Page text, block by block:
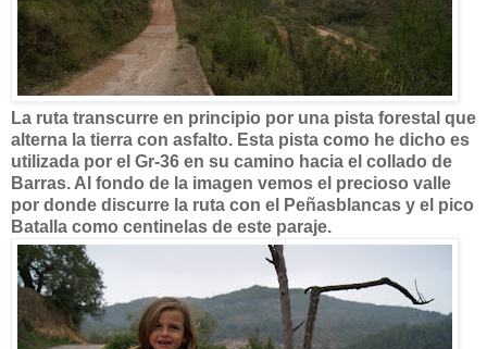
La ruta transcurre en principio por una pista forestal que
alterna la tierra con asfalto. Esta pista como he dicho es
utilizada por el Gr-36 en su camino hacia el collado de
Barras. Al fondo de la imagen vemos el precioso valle
por donde discurre la ruta con el Peñasblancas y el pico
Batalla como centinelas de este paraje.